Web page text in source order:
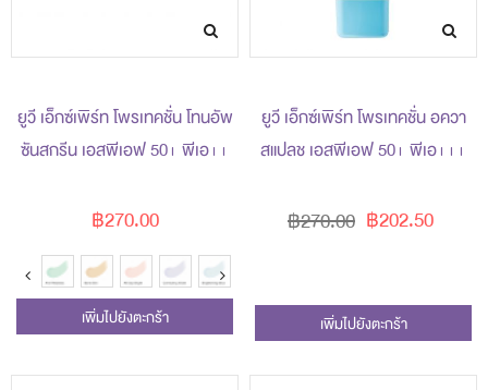
ยูวี เอ็กซ์เพิร์ท โพรเทคชั่น โทนอัพ
ซันสกรีน เอสพีเอฟ 50+ พีเอ++
฿270.00
เพิ่มไปยังตะกร้า
ยูวี เอ็กซ์เพิร์ท โพรเทคชั่น อควา
สแปลช เอสพีเอฟ 50+ พีเอ+++
฿202.50
฿270.00
เพิ่มไปยังตะกร้า